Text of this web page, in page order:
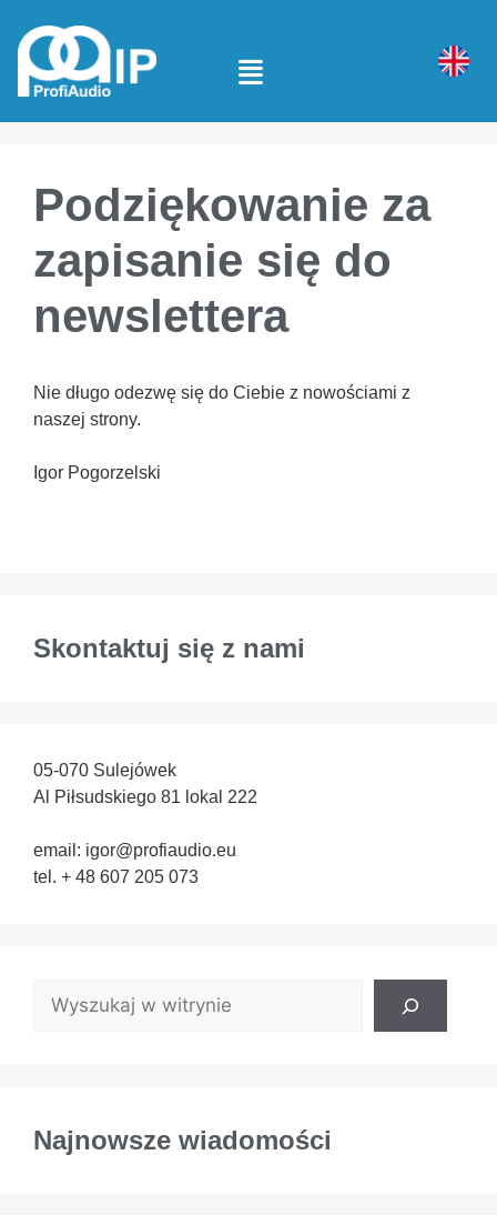
Podziękowanie za
zapisanie się do
newslettera
Nie długo odezwę się do Ciebie z nowościami z
naszej strony.
Igor Pogorzelski
Skontaktuj się z nami
05-070 Sulejówek
Al Piłsudskiego 81 lokal 222
email: igor@profiaudio.eu
tel. + 48 607 205 073
Najnowsze wiadomości